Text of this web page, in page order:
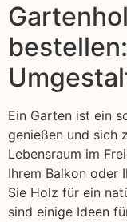
Ein Garten ist ein
genießen und sich
Lebensraum im
Ihrem Balkon oder
Sie Holz für ein
sind einige Ideen